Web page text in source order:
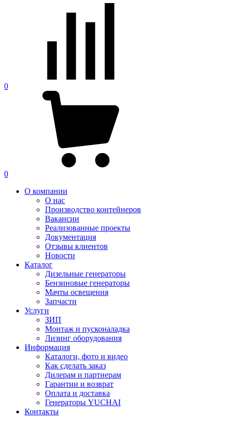
0
0
О компании
О нас
Производство контейнеров
Вакансии
Реализованные проекты
Документация
Отзывы клиентов
Новости
Каталог
Дизельные генераторы
Бензиновые генераторы
Мачты освещения
Запчасти
Услуги
ЗИП
Монтаж и пусконаладка
Лизинг оборудования
Информация
Каталоги, фото и видео
Как сделать заказ
Дилерам и партнерам
Гарантии и возврат
Оплата и доставка
Генераторы YUCHAI
Контакты